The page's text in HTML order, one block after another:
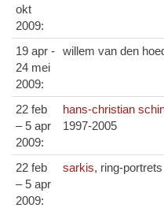
okt
2009:
19 apr -
24 mei
2009:
willem van den
22 feb
– 5 apr
2009:
hans-christian
1997-2005
22 feb
– 5 apr
2009:
sarkis, ring-portrets